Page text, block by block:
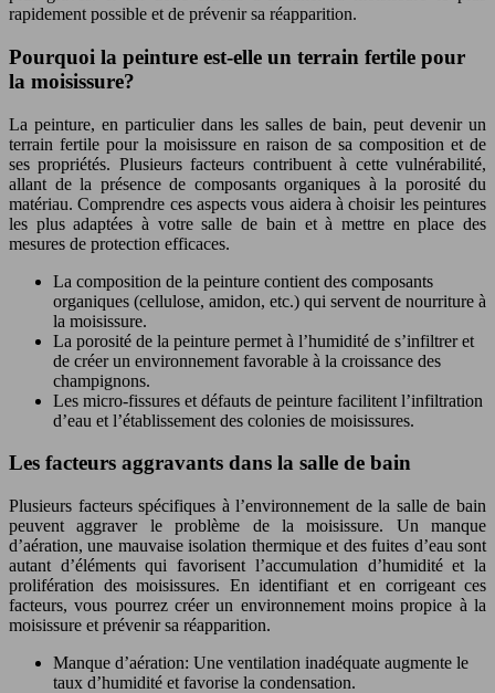
rapidement possible et de prévenir sa réapparition.
Pourquoi la peinture est-elle un terrain fertile pour
la moisissure?
La peinture, en particulier dans les salles de bain, peut devenir un
terrain fertile pour la moisissure en raison de sa composition et de
ses propriétés. Plusieurs facteurs contribuent à cette vulnérabilité,
allant de la présence de composants organiques à la porosité du
matériau. Comprendre ces aspects vous aidera à choisir les peintures
les plus adaptées à votre salle de bain et à mettre en place des
mesures de protection efficaces.
La composition de la peinture contient des composants
organiques (cellulose, amidon, etc.) qui servent de nourriture à
la moisissure.
La porosité de la peinture permet à l’humidité de s’infiltrer et
de créer un environnement favorable à la croissance des
champignons.
Les micro-fissures et défauts de peinture facilitent l’infiltration
d’eau et l’établissement des colonies de moisissures.
Les facteurs aggravants dans la salle de bain
Plusieurs facteurs spécifiques à l’environnement de la salle de bain
peuvent aggraver le problème de la moisissure. Un manque
d’aération, une mauvaise isolation thermique et des fuites d’eau sont
autant d’éléments qui favorisent l’accumulation d’humidité et la
prolifération des moisissures. En identifiant et en corrigeant ces
facteurs, vous pourrez créer un environnement moins propice à la
moisissure et prévenir sa réapparition.
Manque d’aération: Une ventilation inadéquate augmente le
taux d’humidité et favorise la condensation.